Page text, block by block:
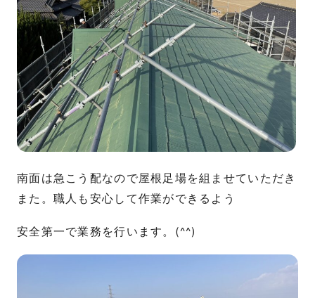
南面は急こう配なので屋根足場を組ませていただき
また。職人も安心して作業ができるよう
安全第一で業務を行います。(^^)